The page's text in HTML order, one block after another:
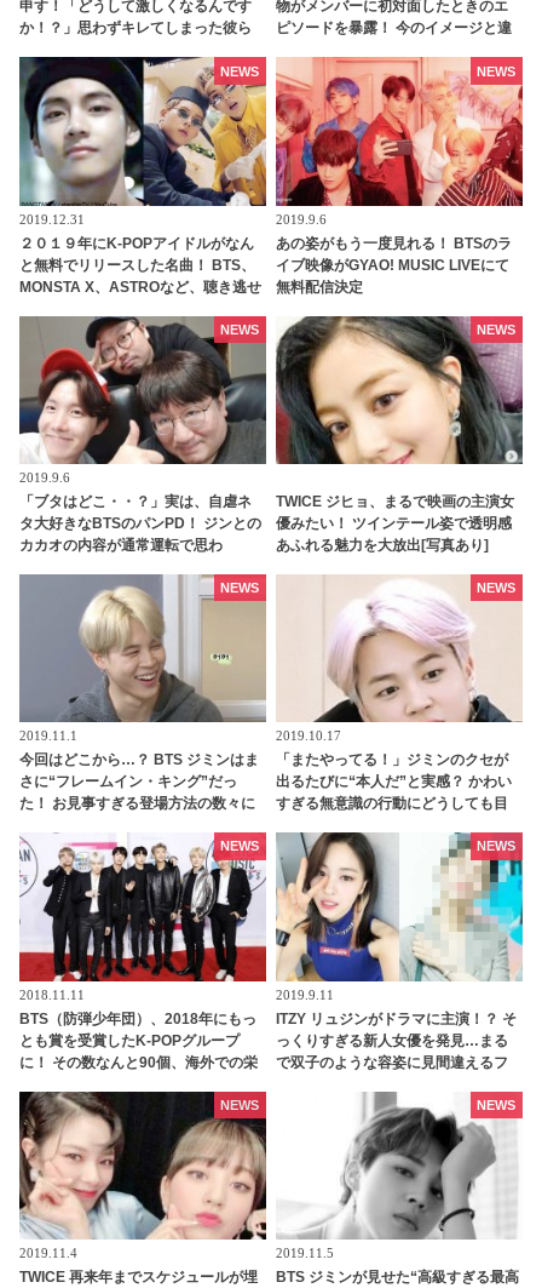
申す！「どうして激しくなるんです
か！？」思わずキレてしまった彼ら
物がメンバーに初対面したときのエ
ピソードを暴露！ 今のイメージと違
・・[前編]
2019.12.31
２０１９年にK-POPアイドルがなん
と無料でリリースした名曲！ BTS、
MONSTA X、ASTROなど、聴き逃せ
NEWS
2019.9.6
あの姿がもう一度見れる！ BTSのラ
イブ映像がGYAO! MUSIC LIVEにて
無料配信決定
NEWS
2019.9.6
「ブタはどこ・・？」実は、自虐ネ
タ大好きなBTSのパンPD！ ジンとの
カカオの内容が通常運転で思わ
NEWS
TWICE ジヒョ、まるで映画の主演女
優みたい！ ツインテール姿で透明感
あふれる魅力を大放出[写真あり]
NEWS
2019.11.1
今回はどこから…？ BTS ジミンはま
さに“フレームイン・キング”だっ
た！ お見事すぎる登場方法の数々に
た姿に悶絶
NEWS
2019.10.17
「またやってる！」ジミンのクセが
出るたびに“本人だ”と実感？ かわい
すぎる無意識の行動にどうしても目
NEWS
2018.11.11
BTS（防弾少年団）、2018年にもっ
とも賞を受賞したK-POPグループ
に！ その数なんと90個、海外での栄
NEWS
2019.9.11
ITZY リュジンがドラマに主演！？ そ
っくりすぎる新人女優を発見…まる
で双子のような容姿に見間違えるフ
NEWS
2019.11.4
TWICE 再来年までスケジュールが埋
NEWS
2019.11.5
BTS ジミンが見せた“高級すぎる最高
NEWS